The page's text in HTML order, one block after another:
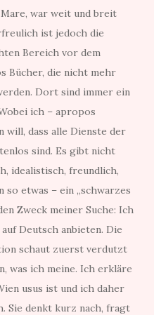
war weit und breit
ist jedoch die
Bereich vor dem
Bücher, die nicht mehr
Dort sind immer ein
ich – apropos
will, dass alle Dienste der
sind. Es gibt nicht
idealistisch, freundlich,
so etwas – ein „schwarzes
Zweck meiner Suche: Ich
Deutsch anbieten. Die
schaut zuerst verdutzt
was ich meine. Ich erkläre
usus ist und ich daher
Sie denkt kurz nach, fragt